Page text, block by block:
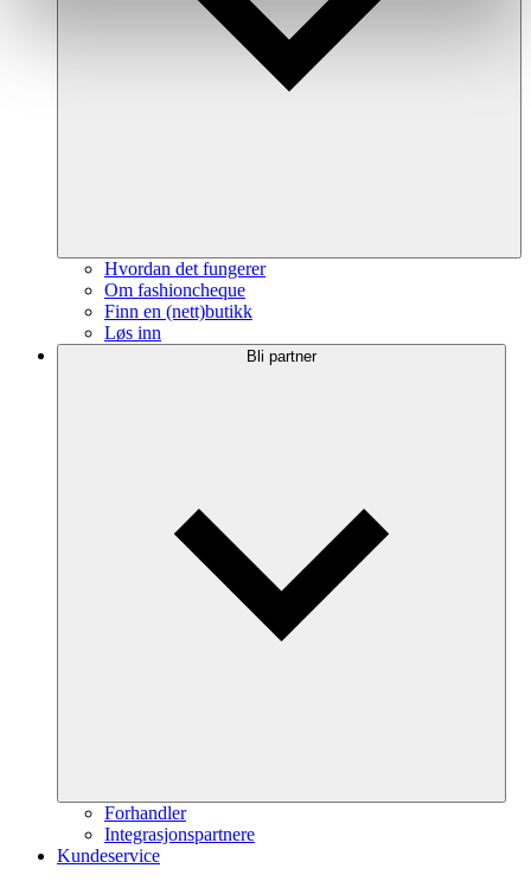
Hvordan det fungerer
Om fashioncheque
Finn en (nett)butikk
Løs inn
Bli partner
Forhandler
Integrasjonspartnere
Kundeservice